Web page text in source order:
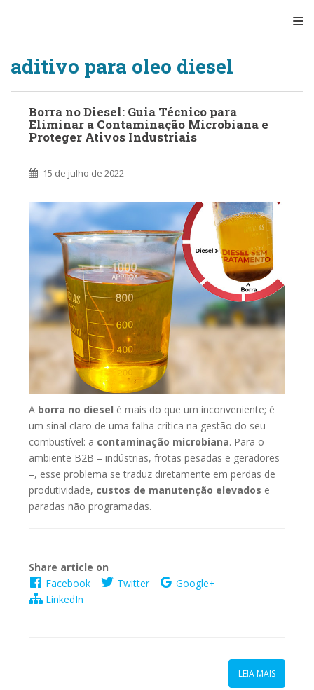
aditivo para oleo diesel
Borra no Diesel: Guia Técnico para
Eliminar a Contaminação Microbiana e
Proteger Ativos Industriais
15 de julho de 2022
A borra no diesel é mais do que um inconveniente; é
um sinal claro de uma falha crítica na gestão do seu
combustível: a contaminação microbiana. Para o
ambiente B2B – indústrias, frotas pesadas e geradores
–, esse problema se traduz diretamente em perdas de
produtividade, custos de manutenção elevados e
paradas não programadas.
Share article on
Facebook
Twitter
Google+
LinkedIn
LEIA MAIS